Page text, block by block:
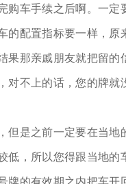
购车手续之后啊。一定
的配置指标要一样，原
果那亲戚朋友就把留的
对不上的话，您的牌就
但是之前一定要在当地
低，所以您得跟当地的
牌的有效期之内把车开